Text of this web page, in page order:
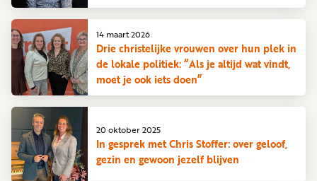
Drie christelijke vrouwen over hun plek in
de lokale politiek: “Als je altijd wat vindt,
moet je ook iets doen”
14 maart 2026
In gesprek met Chris Stoffer: over geloof,
gezin en gewoon jezelf blijven
20 oktober 2025